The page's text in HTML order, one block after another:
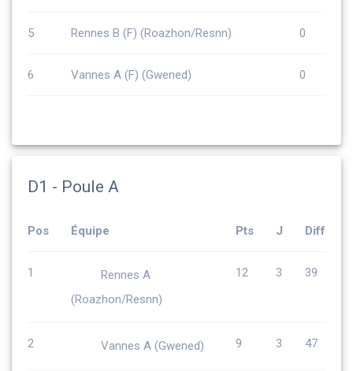
5 Rennes B (F) (Roazhon/Resnn) 0
6 Vannes A (F) (Gwened) 0
D1 - Poule A
Pos Équipe Pts J Diff
1
Rennes A
(Roazhon/Resnn)
12 3 39
2 Vannes A (Gwened) 9 3 47